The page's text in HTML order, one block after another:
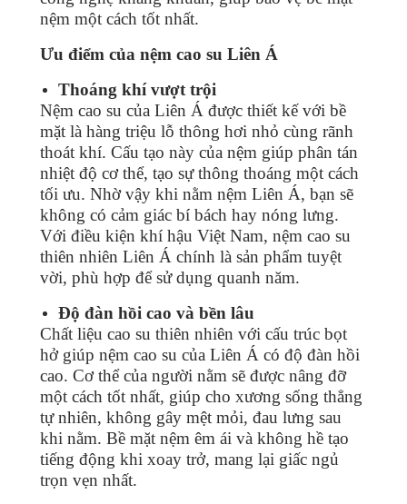
nệm một cách tốt nhất.
Ưu điểm của nệm cao su Liên Á
Thoáng khí vượt trội
Nệm cao su của Liên Á được thiết kế với bề
mặt là hàng triệu lỗ thông hơi nhỏ cùng rãnh
thoát khí. Cấu tạo này của nệm giúp phân tán
nhiệt độ cơ thể, tạo sự thông thoáng một cách
tối ưu. Nhờ vậy khi nằm nệm Liên Á, bạn sẽ
không có cảm giác bí bách hay nóng lưng.
Với điều kiện khí hậu Việt Nam, nệm cao su
thiên nhiên Liên Á chính là sản phẩm tuyệt
vời, phù hợp để sử dụng quanh năm.
Độ đàn hồi cao và bền lâu
Chất liệu cao su thiên nhiên với cấu trúc bọt
hở giúp nệm cao su của Liên Á có độ đàn hồi
cao. Cơ thể của người nằm sẽ được nâng đỡ
một cách tốt nhất, giúp cho xương sống thẳng
tự nhiên, không gây mệt mỏi, đau lưng sau
khi nằm. Bề mặt nệm êm ái và không hề tạo
tiếng động khi xoay trở, mang lại giấc ngủ
trọn vẹn nhất.